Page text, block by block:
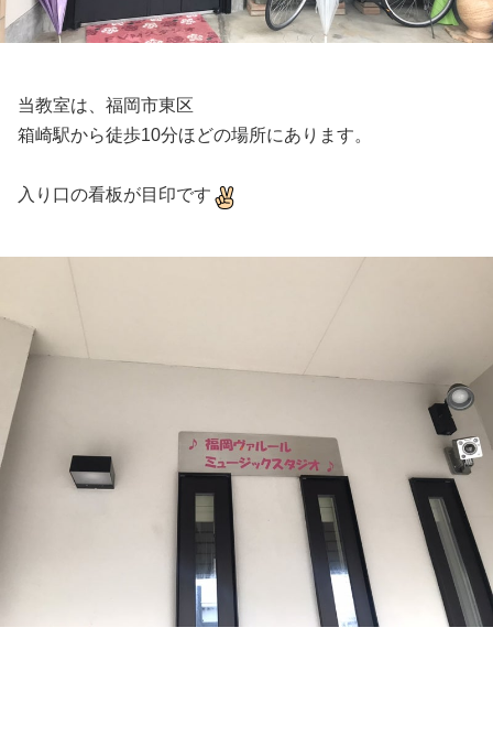
当教室は、福岡市東区
箱崎駅から徒歩10分ほどの場所にあります。
入り口の看板が目印です